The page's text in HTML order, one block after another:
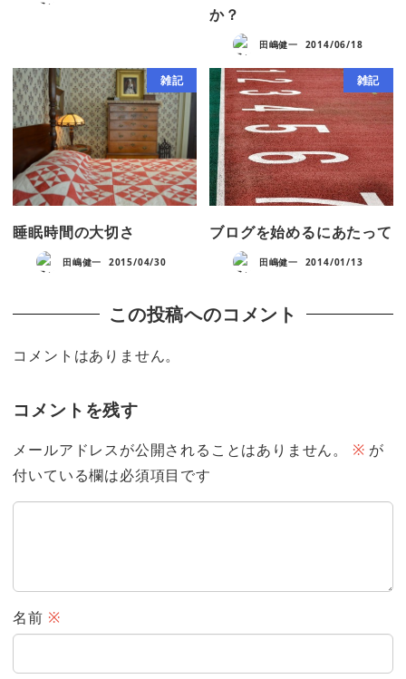
か？
田嶋健一 2014/06/18
雑記
睡眠時間の大切さ
田嶋健一 2015/04/30
雑記
ブログを始めるにあたって
田嶋健一 2014/01/13
この投稿へのコメント
コメントはありません。
コメントを残す
メールアドレスが公開されることはありません。 ※ が
付いている欄は必須項目です
名前 ※